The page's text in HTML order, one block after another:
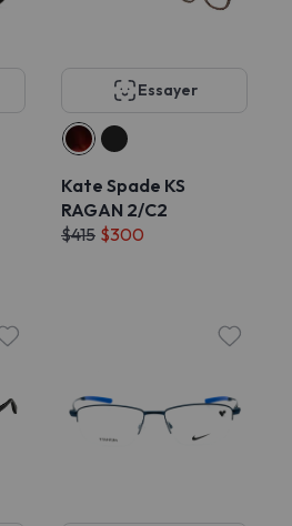
Essayer
Kate Spade KS
RAGAN 2/C2
$415 $300